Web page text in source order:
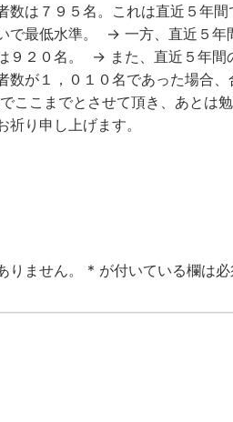
数は７９５名。これは直近５年
で最低水準。 → 一方、直近５年
９２０名。 → また、直近５年間
数が１，０１０名であった場合
ここまでとさせて頂き、あとは
お祈り申し上げます。
ません。
* が付いている欄は